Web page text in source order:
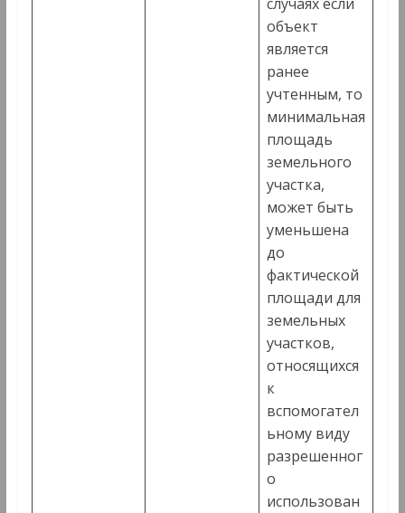
объект
является
ранее
учтенным, то
минимальная
площадь
земельного
участка,
может быть
уменьшена
до
фактической
площади для
земельных
участков,
относящихся
к
вспомогател
ьному виду
разрешенног
о
использован